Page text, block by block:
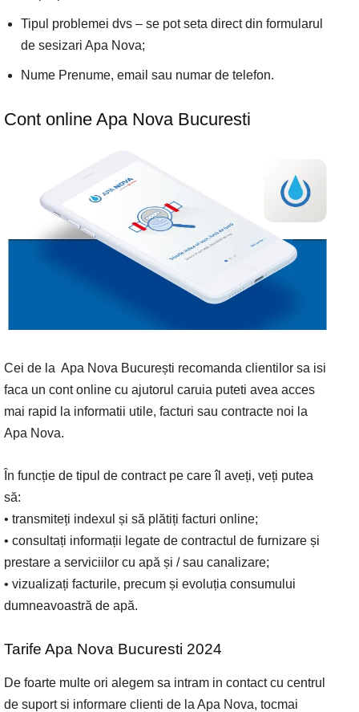
Tipul problemei dvs – se pot seta direct din formularul
de sesizari Apa Nova;
Nume Prenume, email sau numar de telefon.
Cont online Apa Nova Bucuresti
Cei de la Apa Nova București recomanda clientilor sa isi
faca un cont online cu ajutorul caruia puteti avea acces
mai rapid la informatii utile, facturi sau contracte noi la
Apa Nova.
În funcție de tipul de contract pe care îl aveți, veți putea
să:
• transmiteți indexul și să plătiți facturi online;
• consultați informații legate de contractul de furnizare și
prestare a serviciilor cu apă și / sau canalizare;
• vizualizați facturile, precum și evoluția consumului
dumneavoastră de apă.
Tarife Apa Nova Bucuresti 2024
De foarte multe ori alegem sa intram in contact cu centrul
de suport si informare clienti de la Apa Nova, tocmai